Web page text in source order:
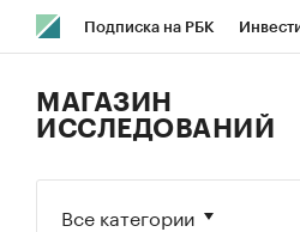
Подписка на РБК
Исследования
МАГАЗИН
ИССЛЕДОВАНИЙ
Все категории